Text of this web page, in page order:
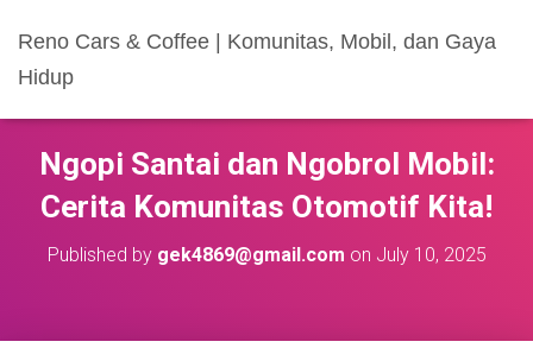
Reno Cars & Coffee | Komunitas, Mobil, dan Gaya
Hidup
Ngopi Santai dan Ngobrol Mobil:
Cerita Komunitas Otomotif Kita!
Published by gek4869@gmail.com on July 10, 2025